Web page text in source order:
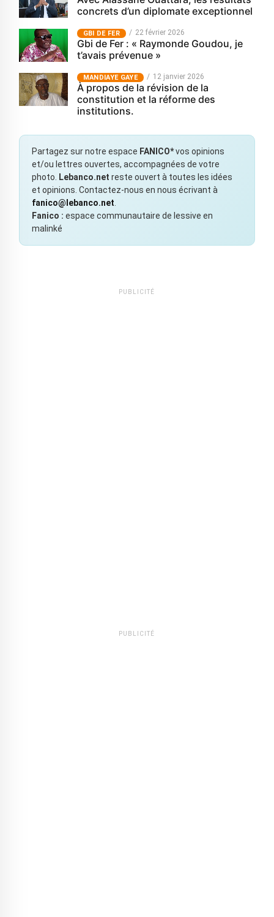
concrets d’un diplomate exceptionnel
GBI DE FER 22 février 2026
Gbi de Fer : « Raymonde Goudou, je
t’avais prévenue »
MANDIAYE GAYE 12 janvier 2026
À propos de la révision de la
constitution et la réforme des
institutions.
Partagez sur notre espace FANICO*vos opinions
et/ou lettres ouvertes, accompagnées de votre
photo.
Lebanco.net reste ouvert à toutes les idées
et opinions. Contactez-nous en nous écrivant à
fanico@lebanco.net
Fanico : espace communautaire de lessive en
malinké
PUBLICITÉ
PUBLICITÉ